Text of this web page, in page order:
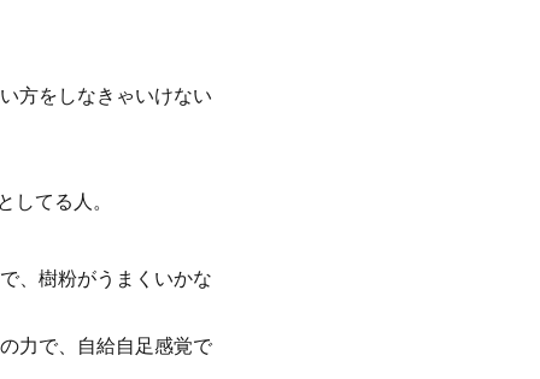
方をしなきゃいけない
てる人。
、樹粉がうまくいかな
力で、自給自足感覚で